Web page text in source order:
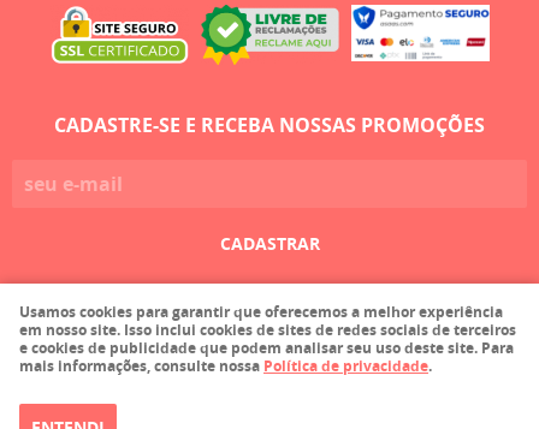
CADASTRE-SE E RECEBA NOSSAS PROMOÇÕES
CADASTRAR
Faula Comercio de Tecidos Ltda EPP
CNPJ: 03.215.116/0001-36
Usamos cookies para garantir que oferecemos a melhor experiência
em nosso site. Isso inclui cookies de sites de redes sociais de terceiros
e cookies de publicidade que podem analisar seu uso deste site. Para
mais informações, consulte nossa Política de privacidade.